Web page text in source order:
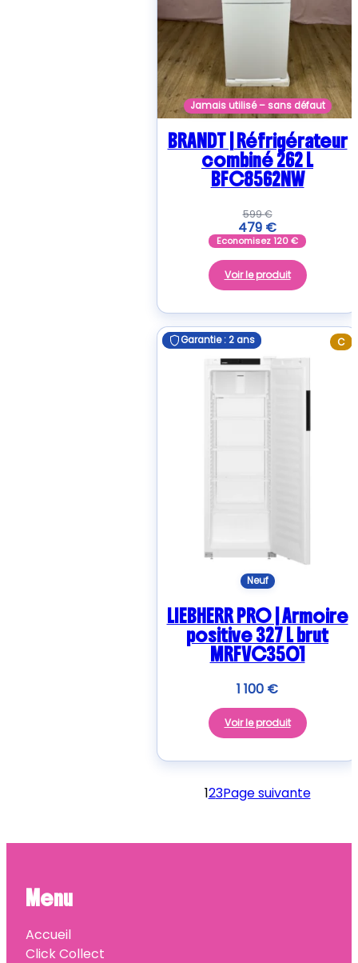
Jamais utilisé – sans défaut
BRANDT | Réfrigérateur
combiné 262 L
BFC8562NW
599€
479 €
Economisez120€
Voir le produit
C
Garantie : 2 ans
Neuf
Garantie : 2 ans
LIEBHERR PRO | Armoire
positive 327 L brut
MRFVC3501
1 100 €
Voir le produit
123Page suivante
Menu
Accueil
Click Collect